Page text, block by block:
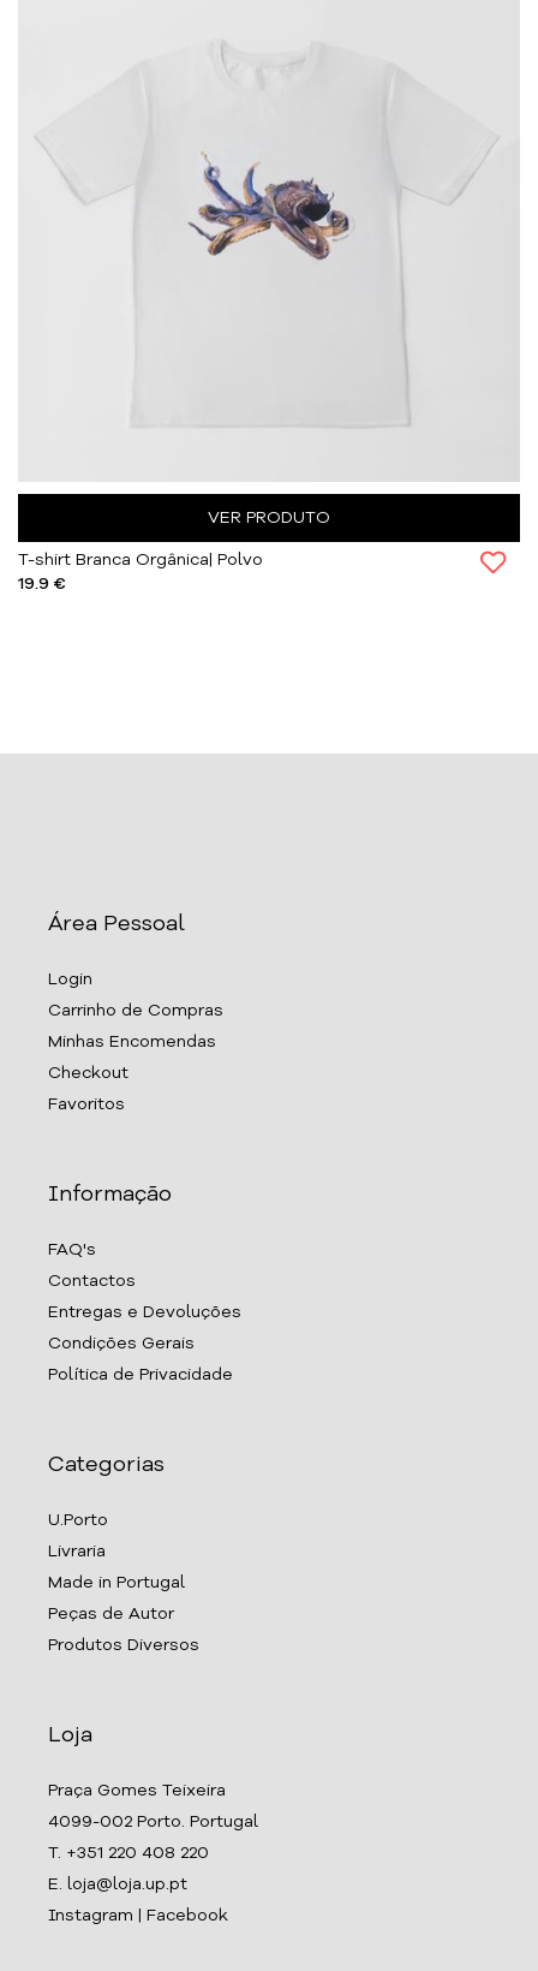
VER PRODUTO
T-shirt Branca Orgânica| Polvo
19.9 €
Área Pessoal
Login
Carrinho de Compras
Minhas Encomendas
Checkout
Favoritos
Informação
FAQ's
Contactos
Entregas e Devoluções
Condições Gerais
Política de Privacidade
Categorias
U.Porto
Livraria
Made in Portugal
Peças de Autor
Produtos Diversos
Loja
Praça Gomes Teixeira
4099-002 Porto. Portugal
T. +351 220 408 220
E. loja@loja.up.pt
Instagram
Facebook